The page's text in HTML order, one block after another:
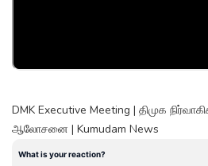
DMK Executive Meeting | திமுக
ஆலோசனை | Kumudam News